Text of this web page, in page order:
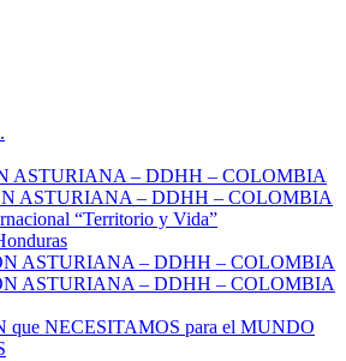
ASTURIANA – DDHH – COLOMBIA
ASTURIANA – DDHH – COLOMBIA
“Territorio y Vida”
ASTURIANA – DDHH – COLOMBIA
ASTURIANA – DDHH – COLOMBIA
que NECESITAMOS para el MUNDO